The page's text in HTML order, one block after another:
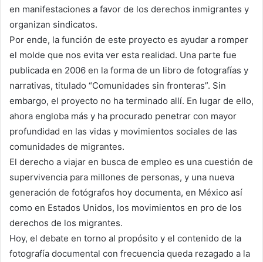
en manifestaciones a favor de los derechos inmigrantes y
organizan sindicatos.
Por ende, la función de este proyecto es ayudar a romper
el molde que nos evita ver esta realidad. Una parte fue
publicada en 2006 en la forma de un libro de fotografías y
narrativas, titulado “Comunidades sin fronteras”. Sin
embargo, el proyecto no ha terminado allí. En lugar de ello,
ahora engloba más y ha procurado penetrar con mayor
profundidad en las vidas y movimientos sociales de las
comunidades de migrantes.
El derecho a viajar en busca de empleo es una cuestión de
supervivencia para millones de personas, y una nueva
generación de fotógrafos hoy documenta, en México así
como en Estados Unidos, los movimientos en pro de los
derechos de los migrantes.
Hoy, el debate en torno al propósito y el contenido de la
fotografía documental con frecuencia queda rezagado a la